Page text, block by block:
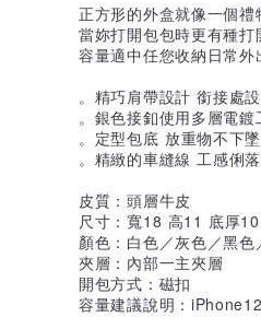
正方形的外盒就像一個禮
當妳打開包包時更有種打
容量適中任您收納日常外
。精巧肩帶設計 銜接處
。銀色接釦使用多層電
。定型包底 放重物不下
。精緻的車縫線 工感俐落
皮質：頭層牛皮
尺寸：寬18 高11 底厚
顏色：白色／灰色／黑
夾層：內部一主夾層
開包方式：磁扣
容量建議說明：